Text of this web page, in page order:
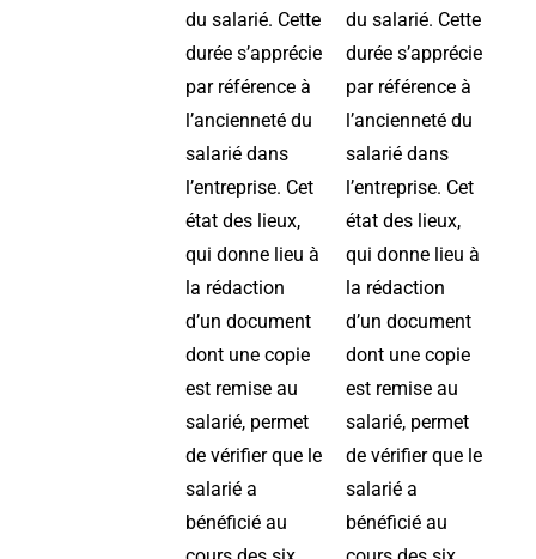
du salarié. Cette
durée s’apprécie
par référence à
l’ancienneté du
salarié dans
l’entreprise. Cet
état des lieux,
qui donne lieu à
la rédaction
d’un document
dont une copie
est remise au
salarié, permet
de vérifier que le
salarié a
bénéficié au
du salarié. Cette
durée s’apprécie
par référence à
l’ancienneté du
salarié dans
l’entreprise. Cet
état des lieux,
qui donne lieu à
la rédaction
d’un document
dont une copie
est remise au
salarié, permet
de vérifier que le
salarié a
bénéficié au